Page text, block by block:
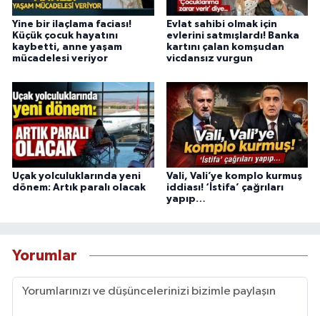
Yine bir ilaçlama faciası!
Küçük çocuk hayatını
kaybetti, anne yaşam
mücadelesi veriyor
Evlat sahibi olmak için
evlerini satmışlardı! Banka
kartını çalan komşudan
vicdansız vurgun
Uçak yolculuklarında yeni
dönem: Artık paralı olacak
Vali, Vali’ye komplo kurmuş
iddiası! ‘İstifa’ çağrıları
yapıp…
Yorumlar